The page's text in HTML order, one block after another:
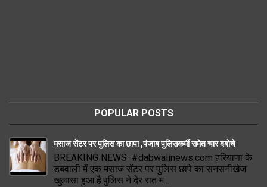
POPULAR POSTS
मसाज सेंटर पर पुलिस का छापा ,पंजाब पुलिसकर्मी समेत चार दबोचे
BREAKING NEWS #dabwalinews.com हरियाणा के
डबवाली में एक मसाज सेंटर पर पुलिस छापे का सनसनीखेज
खुलासा हुआ है.पुलिस ने देर रात म...